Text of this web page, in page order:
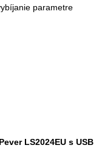
parametre
LS2024EU s USB